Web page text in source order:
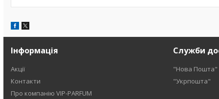
Інформація
Акції
Контакти
Про компанію VIP-PARFUM
Служби
"Нова Пошта"
"Укрпошта"